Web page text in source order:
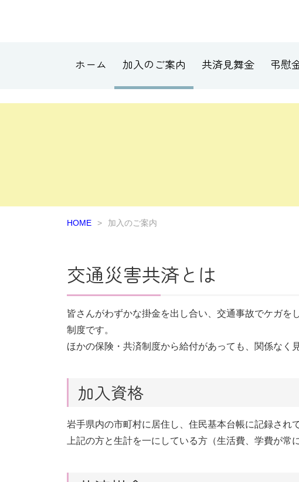
ホーム 加入のご案内 共済見舞金 弔慰
HOME 加入のご案内
交通災害共済とは
皆さんがわずかな掛金を出し合い、交通事故でケガを
制度です。
ほかの保険・共済制度から給付があっても、関係なく
加入資格
岩手県内の市町村に居住し、住民基本台帳に記録され
上記の方と生計を一にしている方（生活費、学費が